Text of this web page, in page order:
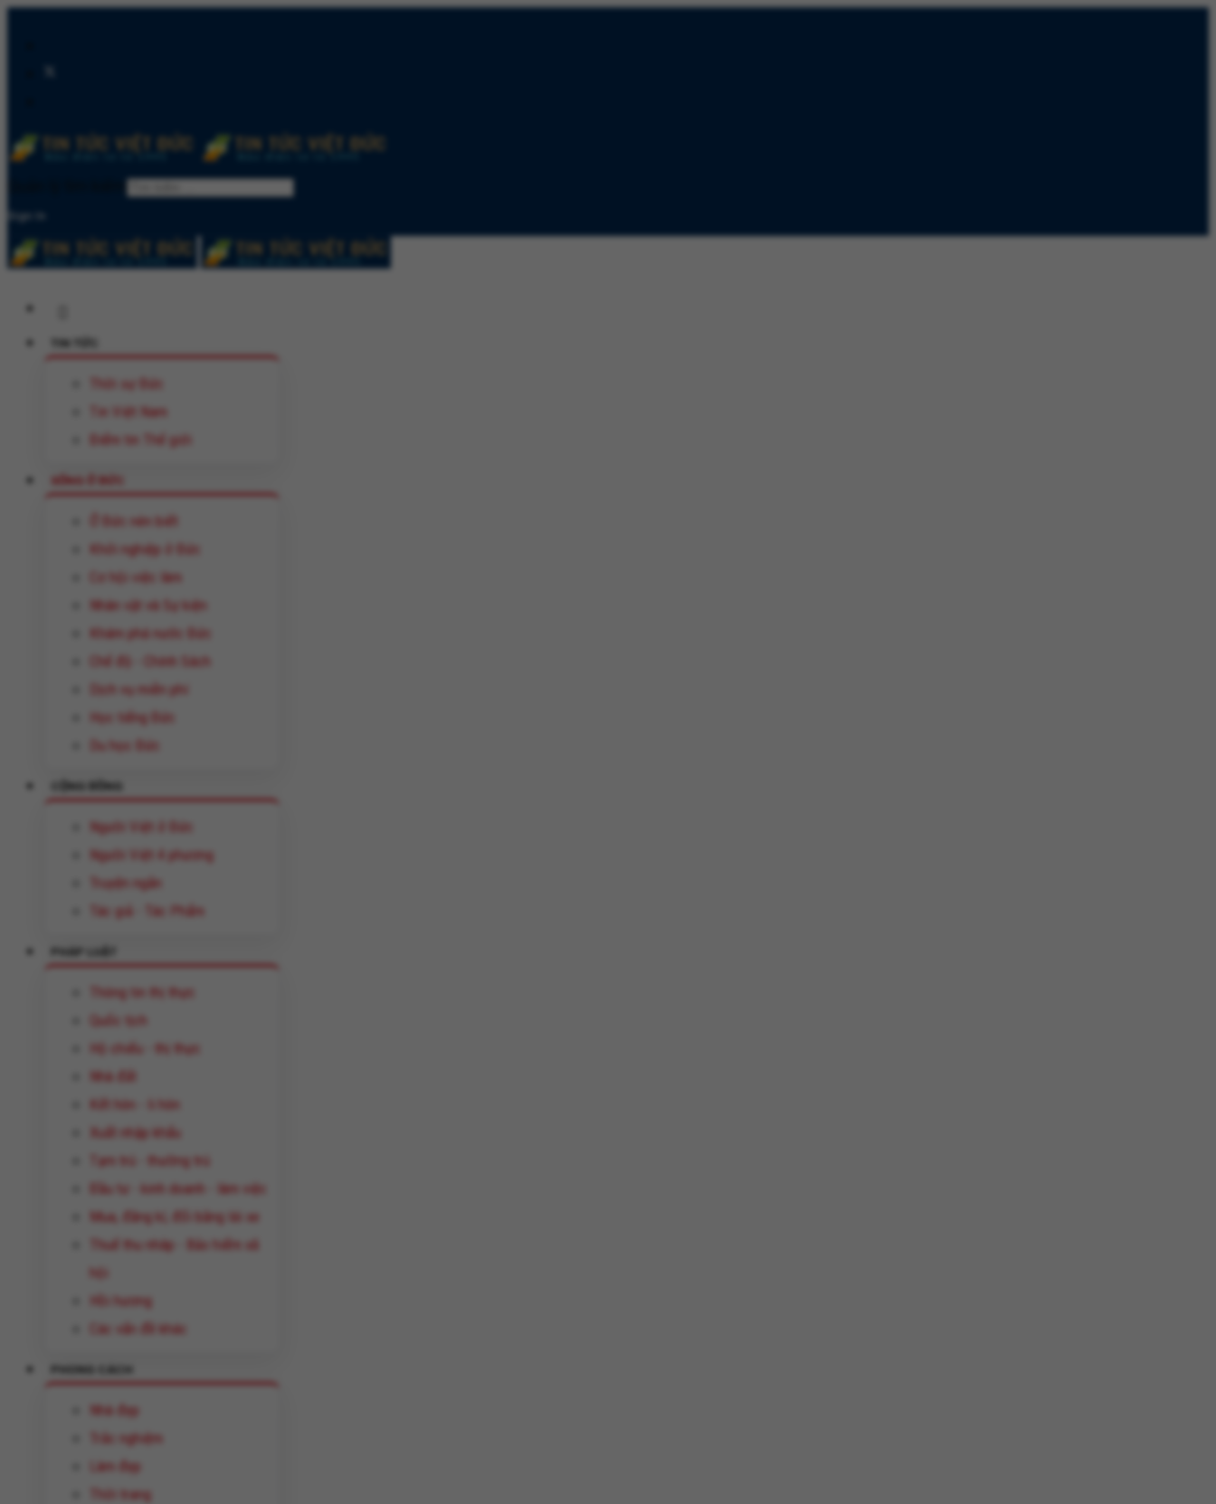
Sign In
TIN TỨC
Thời sự Đức
Tin Việt Nam
Điểm tin Thế giới
SỐNG Ở ĐỨC
Ở Đức nên biết
Khởi nghiệp ở Đức
Cơ hội việc làm
Nhân vật và Sự kiện
Khám phá nước Đức
Chế độ - Chính Sách
Dịch vụ miễn phí
Học tiếng Đức
Du học Đức
CỘNG ĐỒNG
Người Việt ở Đức
Người Việt 4 phương
Truyện ngắn
Tác giả - Tác Phẩm
Thông tin thị thực
Quốc tịch
Hộ chiếu - thị thực
Nhà đất
Kết hôn - li hôn
Xuất nhập khẩu
Tạm trú - thường trú
Đầu tư - kinh doanh - làm việc
Mua, đăng kí, đổi bằng lái xe
Thuế thu nhâp - Bảo hiểm xã
hội
Hồi hương
Các vấn đề khác
PHONG CÁCH
Nhà đẹp
Trắc nghiệm
Làm đẹp
Thời trang